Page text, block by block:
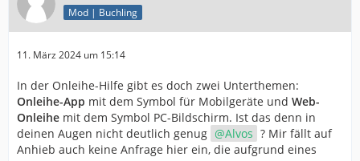
Mod | Buchling
11. März 2024 um 15:14
In der Onleihe-Hilfe gibt es doch zwei Unterthemen:
Onleihe-App mit dem Symbol für Mobilgeräte und Web-
Onleihe mit dem Symbol PC-Bildschirm. Ist das denn in
deinen Augen nicht deutlich genug
Alvos ? Mir fällt auf
Anhieb auch keine Anfrage hier ein, die aufgrund eines